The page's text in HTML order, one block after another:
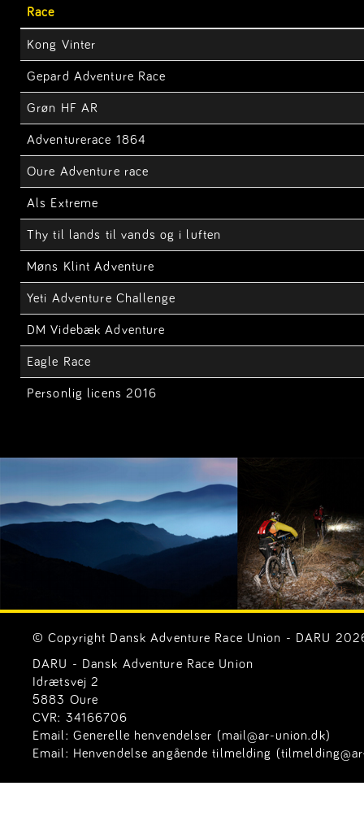
Race
Kong Vinter
Gepard Adventure Race
Grøn HF AR
Adventurerace 1864
Oure Adventure race
Als Extreme
Thy til lands til vands og i luften
Møns Klint Adventure
Yeti Adventure Challenge
DM Videbæk Adventure
Eagle Race
Personlig licens 2016
© Copyright Dansk Adventure Race Union - DARU
DARU - Dansk Adventure Race Union
Idrætsvej 2
5883 Oure
CVR: 34166706
Email: Generelle henvendelser (mail@ar-union.dk)
Email: Henvendelse angående tilmelding